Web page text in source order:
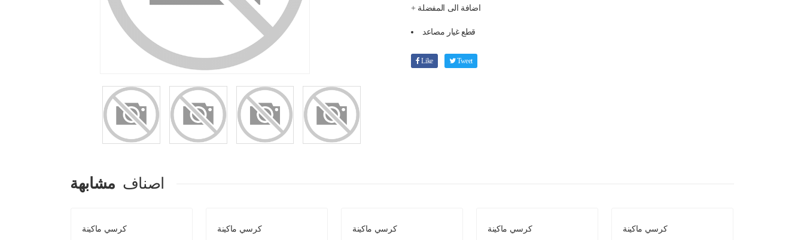
+ اضافة الى المفضلة
قطع غيار مصاعد
Like Tweet
اصناف مشابهة
كرسي ماكينة كرسي ماكينة كرسي ماكينة كرسي ماكينة كرسي ماكينة